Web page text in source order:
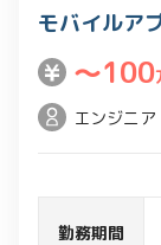
モバイルア
〜100
エンジニア
勤務期間